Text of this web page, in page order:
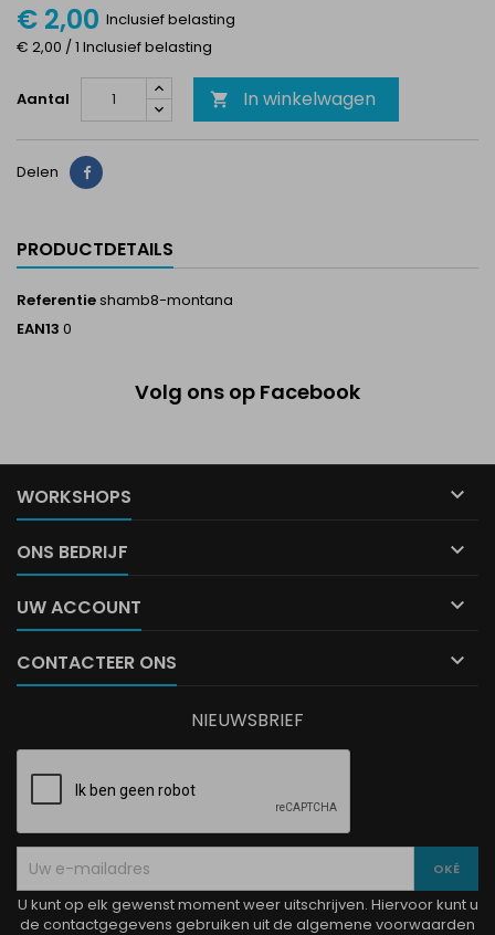
€ 2,00 Inclusief belasting
€ 2,00 / 1 Inclusief belasting
Aantal  In winkelwagen
Delen Delen
PRODUCTDETAILS
Referentieshamb8-montana
EAN13 0
Volg ons op Facebook
WORKSHOPS 
ONS BEDRIJF 
UW ACCOUNT 
CONTACTEER ONS 
NIEUWSBRIEF
U kunt op elk gewenst moment weer uitschrijven. Hiervoor kunt u
de contactgegevens gebruiken uit de algemene voorwaarden